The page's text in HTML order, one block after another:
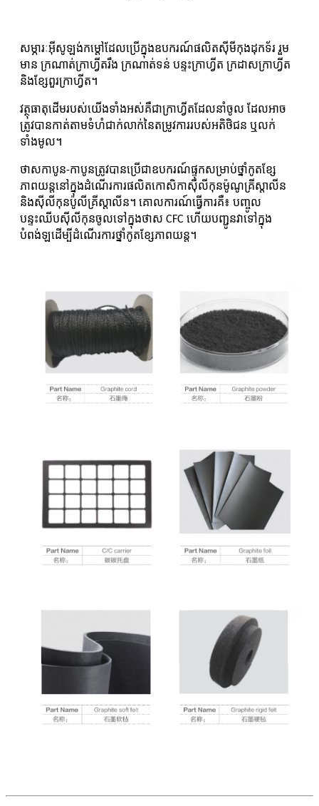
សម្ភារៈអ៊ីសូឡង់កម្ដៅដែលប្រើក្នុងឧបករណ៍ផលិតស៊ីមីកុងដុកទ័រ រួម
មាន ក្រណាត់ក្រាហ្វីតរឹង ក្រណាត់ទន់ បន្ទះក្រាហ្វីត ក្រដាសក្រាហ្វីត
និងខ្សែពួរក្រាហ្វីត។
វត្ថុធាតុដើមរបស់យើងទាំងអស់គឺជាក្រាហ្វីតដែលនាំចូល ដែលអាច
ត្រូវបានកាត់តាមទំហំជាក់លាក់នៃតម្រូវការរបស់អតិថិជន ឬលក់
ទាំងមូល។
ថាសកាបូន-កាបូនត្រូវបានប្រើជាឧបករណ៍ផ្ទុកសម្រាប់ថ្នាំកូតខ្សែ
ភាពយន្តនៅក្នុងដំណើរការផលិតកោសិកាស៊ីលីកុនម៉ូណូគ្រីស្តាលីន
និងស៊ីលីកុនប៉ូលីគ្រីស្តាលីន។ គោលការណ៍ធ្វើការគឺ៖ បញ្ចូល
បន្ទះឈីបស៊ីលីកុនចូលទៅក្នុងថាស CFC ហើយបញ្ជូនវាទៅក្នុង
បំពង់ឡដើម្បីដំណើរការថ្នាំកូតខ្សែភាពយន្ត។